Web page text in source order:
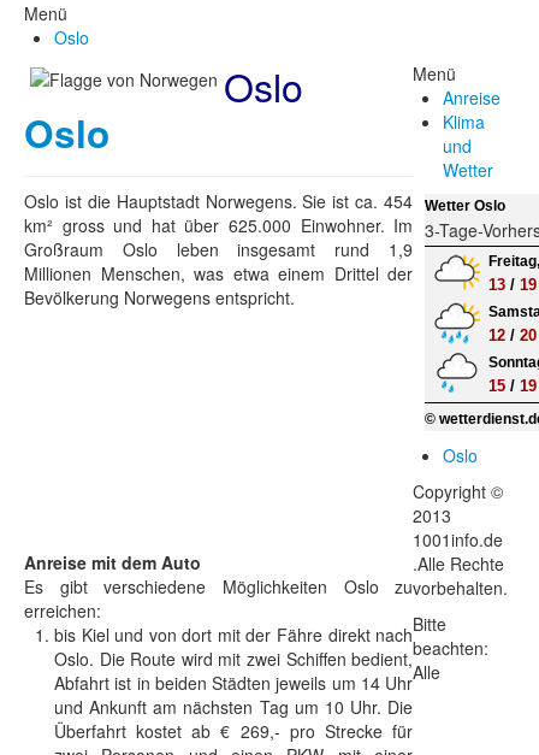
Menü
Oslo
Oslo
Oslo
Oslo ist die Hauptstadt Norwegens. Sie ist ca. 454
km² gross und hat über 625.000 Einwohner. Im
Großraum Oslo leben insgesamt rund 1,9
Millionen Menschen, was etwa einem Drittel der
Bevölkerung Norwegens entspricht.
Anreise mit dem Auto
Es gibt verschiedene Möglichkeiten Oslo zu
erreichen:
bis Kiel und von dort mit der Fähre direkt nach
Oslo. Die Route wird mit zwei Schiffen bedient,
Abfahrt ist in beiden Städten jeweils um 14 Uhr
und Ankunft am nächsten Tag um 10 Uhr. Die
Überfahrt kostet ab € 269,- pro Strecke für
Menü
Anreise
Klima
und
Wetter
Wetter Oslo
3-Tage-
13 /19
12 /20
15 /19
©
Oslo
Copyright ©
2013
1001info.de
.Alle Rechte
vorbehalten.
Bitte
beachten:
Alle